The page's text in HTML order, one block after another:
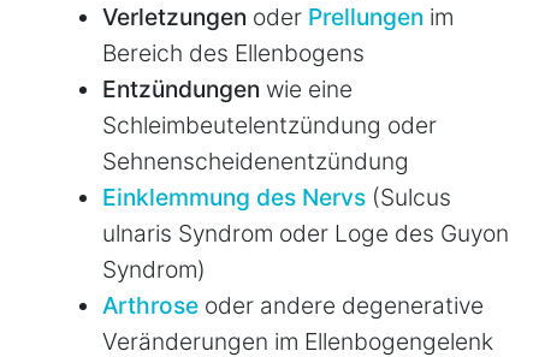
Verletzungen oder Prellungen im
Bereich des Ellenbogens
Entzündungen wie eine
Schleimbeutelentzündung oder
Sehnenscheidenentzündung
Einklemmung des Nervs (Sulcus
ulnaris Syndrom oder Loge des Guyon
Syndrom)
Arthrose oder andere degenerative
Veränderungen im Ellenbogengelenk